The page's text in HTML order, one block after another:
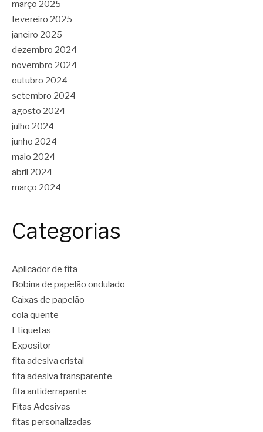
março 2025
fevereiro 2025
janeiro 2025
dezembro 2024
novembro 2024
outubro 2024
setembro 2024
agosto 2024
julho 2024
junho 2024
maio 2024
abril 2024
março 2024
Categorias
Aplicador de fita
Bobina de papelão ondulado
Caixas de papelão
cola quente
Etiquetas
Expositor
fita adesiva cristal
fita adesiva transparente
fita antiderrapante
Fitas Adesivas
fitas personalizadas